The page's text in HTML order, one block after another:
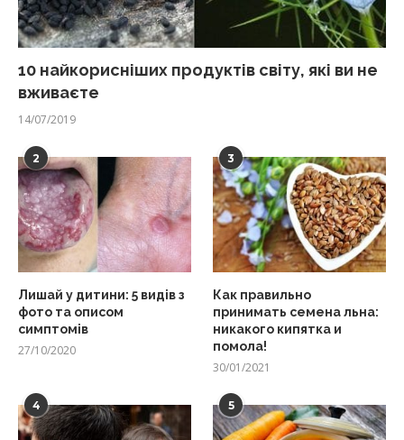
10 найкорисніших продуктів світу, які ви не
вживаєте
14/07/2019
2
Лишай у дитини: 5 видів з
фото та описом
симптомів
27/10/2020
3
Как правильно
принимать семена льна:
никакого кипятка и
помола!
30/01/2021
4 5